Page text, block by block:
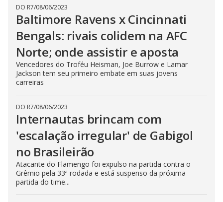
DO R7/08/06/2023
Baltimore Ravens x Cincinnati
Bengals: rivais colidem na AFC
Norte; onde assistir e aposta
Vencedores do Troféu Heisman, Joe Burrow e Lamar
Jackson tem seu primeiro embate em suas jovens
carreiras
DO R7/08/06/2023
Internautas brincam com
'escalação irregular' de Gabigol
no Brasileirão
Atacante do Flamengo foi expulso na partida contra o
Grêmio pela 33ª rodada e está suspenso da próxima
partida do time...